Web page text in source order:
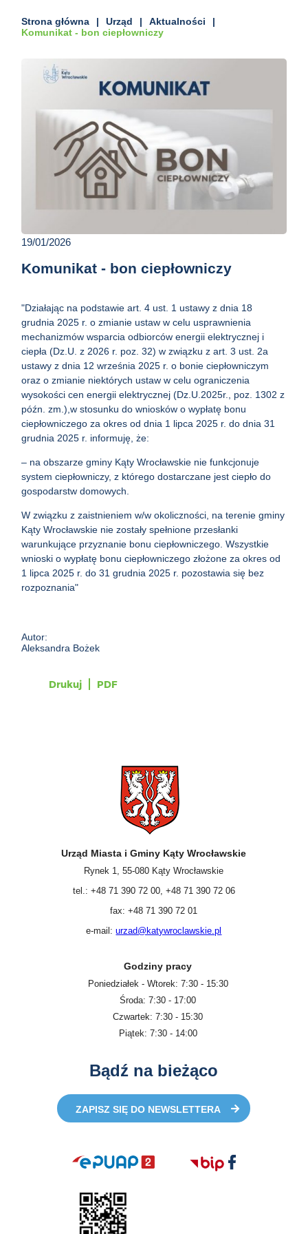
Strona główna Urząd
Aktualności
Komunikat - bon ciepłowniczy
19/01/2026
Komunikat - bon ciepłowniczy
"Działając na podstawie art. 4 ust. 1 ustawy z dnia 18
grudnia 2025 r. o zmianie ustaw w celu usprawnienia
mechanizmów wsparcia odbiorców energii elektrycznej i
ciepła (Dz.U. z 2026 r. poz. 32) w związku z art. 3 ust. 2a
ustawy z dnia 12 września 2025 r. o bonie ciepłowniczym
oraz o zmianie niektórych ustaw w celu ograniczenia
wysokości cen energii elektrycznej (Dz.U.2025r., poz. 1302 z
późn. zm.),w stosunku do wniosków o wypłatę bonu
ciepłowniczego za okres od dnia 1 lipca 2025 r. do dnia 31
grudnia 2025 r. informuję, że:
– na obszarze gminy Kąty Wrocławskie nie funkcjonuje
system ciepłowniczy, z którego dostarczane jest ciepło do
gospodarstw domowych.
W związku z zaistnieniem w/w okoliczności, na terenie gminy
Kąty Wrocławskie nie zostały spełnione przesłanki
warunkujące przyznanie bonu ciepłowniczego. Wszystkie
wnioski o wypłatę bonu ciepłowniczego złożone za okres od
1 lipca 2025 r. do 31 grudnia 2025 r. pozostawia się bez
rozpoznania"
Autor:
Aleksandra Bożek
Drukuj PDF
Urząd Miasta i Gminy Kąty Wrocławskie
Rynek 1, 55-080 Kąty Wrocławskie
tel.: +48 71 390 72 00, +48 71 390 72 06
fax: +48 71 390 72 01
e-mail:urzad@katywroclawskie.pl
Godziny pracy
Poniedziałek - Wtorek: 7:30 - 15:30
Środa: 7:30 - 17:00
Czwartek: 7:30 - 15:30
Piątek: 7:30 - 14:00
Bądź na bieżąco
ZAPISZ SIĘ DO NEWSLETTERA